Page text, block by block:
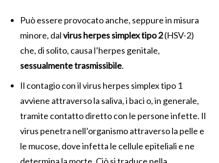
Può essere provocato anche, seppure in misura
minore, dalvirus herpes simplex tipo 2(HSV-2)
che, di solito, causa l’herpes genitale,
sessualmente trasmissibile.
Il contagio con il virus herpes simplex tipo 1
avviene attraverso la saliva, i baci o, in generale,
tramite contatto diretto con le persone infette. Il
virus penetra nell’organismo attraverso la pelle e
le mucose, dove infetta le cellule epiteliali e ne